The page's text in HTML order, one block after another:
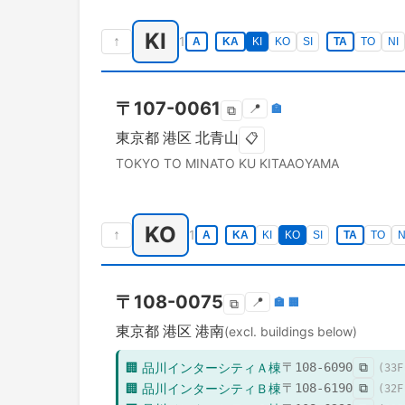
↑ KI 1 A KA KI KO SI TA TO NI
〒 107-0061 ⧉ 📍 🏣
東京都 港区 北青山 📋
TOKYO TO MINATO KU KITAAOYAMA
↑ KO 1 A KA KI KO SI TA TO NI
〒 108-0075 ⧉ 📍 🏣 🏢
東京都 港区 港南(excl. buildings below)
🏢 品川インターシティＡ棟〒 108-6090 ⧉ ( 33
🏢 品川インターシティＢ棟〒 108-6190 ⧉ ( 32